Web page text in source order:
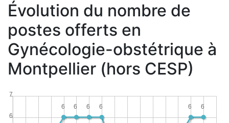
Évolution du nombre de
postes offerts en
Gynécologie-obstétrique à
Montpellier (hors CESP)
6
7
6
6
6
6
6
6